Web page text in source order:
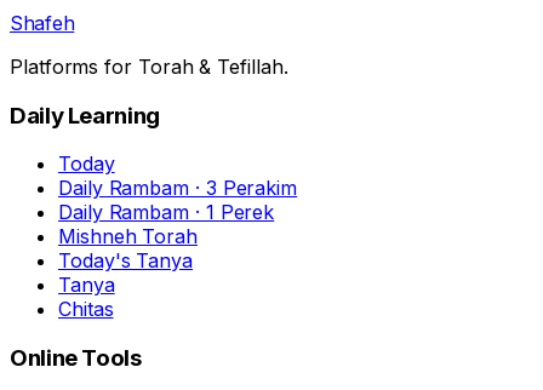
Shafeh
Platforms for Torah & Tefillah.
Daily Learning
Today
Daily Rambam · 3 Perakim
Daily Rambam · 1 Perek
Mishneh Torah
Today's Tanya
Tanya
Chitas
Online Tools